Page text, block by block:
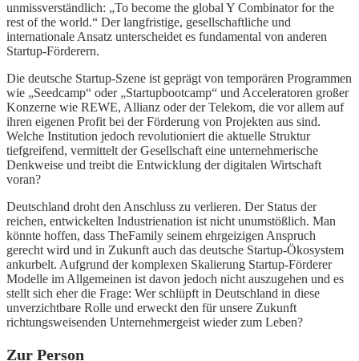
unmissverständlich: „To become the global Y Combinator for the
rest of the world.“ Der langfristige, gesellschaftliche und
internationale Ansatz unterscheidet es fundamental von anderen
Startup-Förderern.
Die deutsche Startup-Szene ist geprägt von temporären Programmen
wie „Seedcamp“ oder „Startupbootcamp“ und Acceleratoren großer
Konzerne wie REWE, Allianz oder der Telekom, die vor allem auf
ihren eigenen Profit bei der Förderung von Projekten aus sind.
Welche Institution jedoch revolutioniert die aktuelle Struktur
tiefgreifend, vermittelt der Gesellschaft eine unternehmerische
Denkweise und treibt die Entwicklung der digitalen Wirtschaft
voran?
Deutschland droht den Anschluss zu verlieren. Der Status der
reichen, entwickelten Industrienation ist nicht unumstößlich. Man
könnte hoffen, dass TheFamily seinem ehrgeizigen Anspruch
gerecht wird und in Zukunft auch das deutsche Startup-Ökosystem
ankurbelt. Aufgrund der komplexen Skalierung Startup-Förderer
Modelle im Allgemeinen ist davon jedoch nicht auszugehen und es
stellt sich eher die Frage: Wer schlüpft in Deutschland in diese
unverzichtbare Rolle und erweckt den für unsere Zukunft
richtungsweisenden Unternehmergeist wieder zum Leben?
Zur Person